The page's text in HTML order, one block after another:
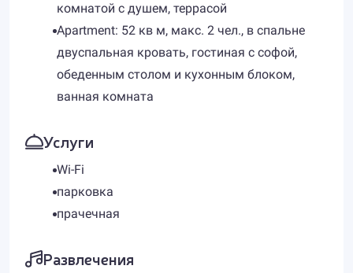
комнатой с душем, террасой
Apartment: 52 кв м, макс. 2 чел., в спальне
двуспальная кровать, гостиная с софой,
обеденным столом и кухонным блоком,
ванная комната
Услуги
Wi-Fi
парковка
прачечная
Развлечения